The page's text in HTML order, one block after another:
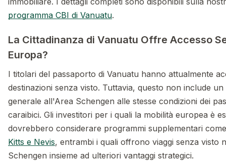
programma CBI di Vanuatu.
La Cittadinanza di Vanuatu Offre Accesso
Europa?
I titolari del passaporto di Vanuatu hanno attualmente
destinazioni senza visto. Tuttavia, questo non include un
generale all'Area Schengen alle stesse condizioni dei
caraibici. Gli investitori per i quali la mobilità europea è
dovrebbero considerare programmi supplementari
Kitts e Nevis, entrambi i quali offrono viaggi senza visto
Schengen insieme ad ulteriori vantaggi strategici.